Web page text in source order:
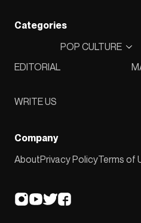
Categories
EDITORIAL
POP CULTURE
WRITE US
Company
AboutPrivacy PolicyTerms of